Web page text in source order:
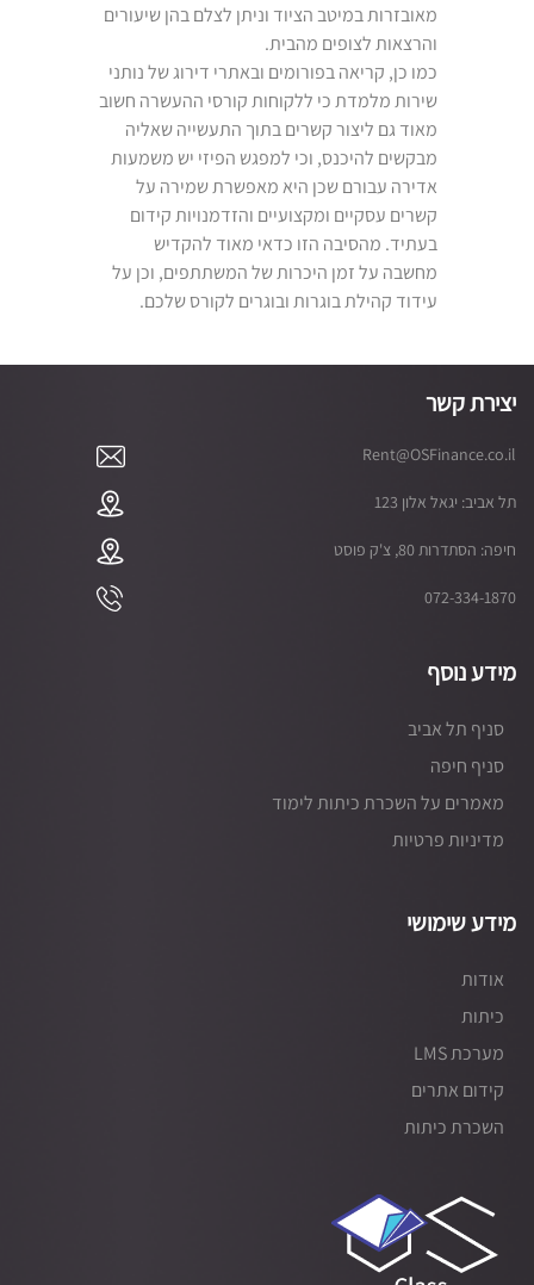
מאובזרות במיטב הציוד וניתן לצלם בהן שיעורים
והרצאות לצופים מהבית.
כמו כן, קריאה בפורומים ובאתרי דירוג של נותני
שירות מלמדת כי ללקוחות קורסי ההעשרה חשוב
מאוד גם ליצור קשרים בתוך התעשייה שאליה
מבקשים להיכנס, וכי למפגש הפיזי יש משמעות
אדירה עבורם שכן היא מאפשרת שמירה על
קשרים עסקיים ומקצועיים והזדמנויות קידום
בעתיד. מהסיבה הזו כדאי מאוד להקדיש
מחשבה על זמן היכרות של המשתתפים, וכן על
עידוד קהילת בוגרות ובוגרים לקורס שלכם.
יצירת קשר
Rent@OSFinance.co.il
תל אביב: יגאל אלון 123
חיפה: הסתדרות 80, צ'ק פוסט
072-334-1870
מידע נוסף
סניף תל אביב
סניף חיפה
מאמרים על השכרת כיתות לימוד
מדיניות פרטיות
מידע שימושי
אודות
כיתות
מערכת LMS
קידום אתרים
השכרת כיתות